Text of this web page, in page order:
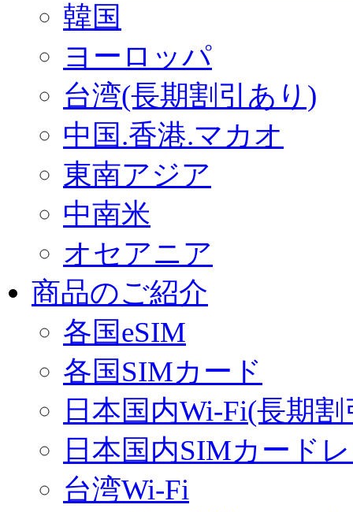
韓国
ヨーロッパ
台湾(長期割引あり)
中国.香港.マカオ
東南アジア
中南米
オセアニア
商品のご紹介
各国eSIM
各国SIMカード
日本国内Wi-Fi(長期
日本国内SIMカード
台湾Wi-Fi